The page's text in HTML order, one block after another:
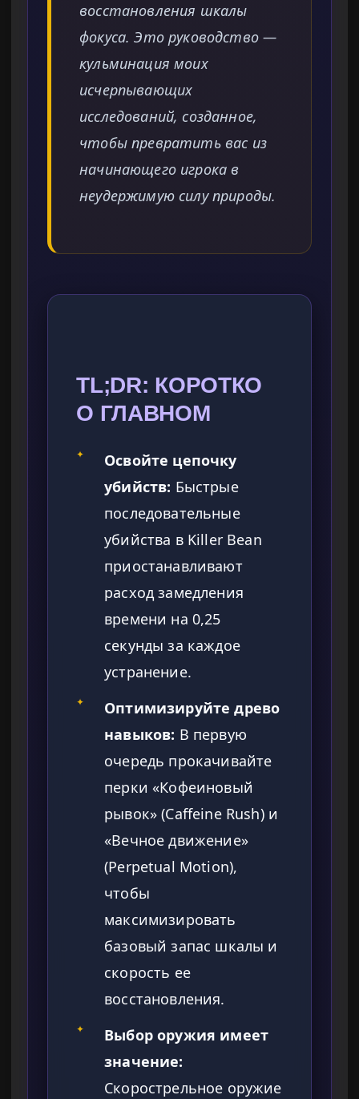
восстановления шкалы
фокуса. Это руководство —
кульминация моих
исчерпывающих
исследований, созданное,
чтобы превратить вас из
начинающего игрока в
неудержимую силу природы.
TL;DR: КОРОТКО
О ГЛАВНОМ
✦
Освойте цепочку
убийств: Быстрые
последовательные
убийства в Killer Bean
приостанавливают
расход замедления
времени на 0,25
секунды за каждое
устранение.
✦
Оптимизируйте древо
навыков: В первую
очередь прокачивайте
перки «Кофеиновый
рывок» (Caffeine Rush) и
«Вечное движение»
(Perpetual Motion),
чтобы
максимизировать
базовый запас шкалы и
скорость ее
восстановления.
✦
Выбор оружия имеет
значение:
Скорострельное оружие